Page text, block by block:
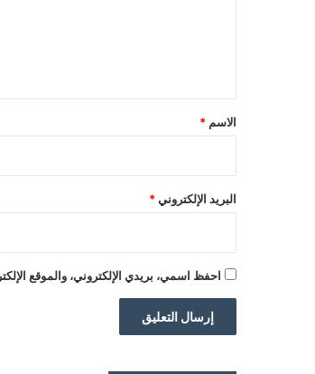
*
الاسم *
البريد الإلكتروني *
احفظ اسمي، بريدي الإلكتروني، والموقع